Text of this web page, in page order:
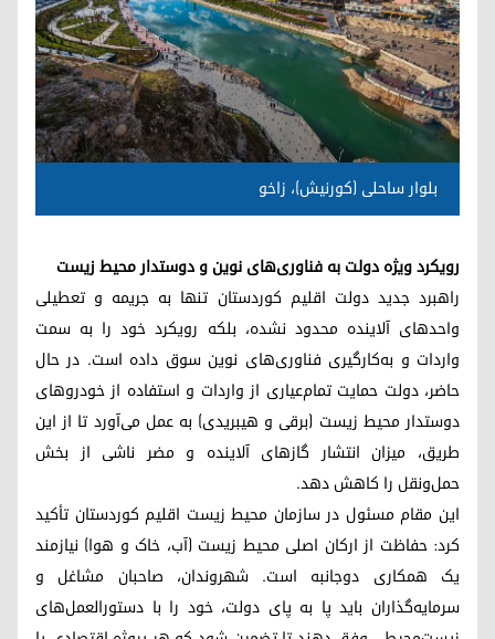
بلوار ساحلی (کورنیش)، زاخو
رویکرد ویژه دولت به فناوری‌های نوین و دوستدار محیط زیست
راهبرد جدید دولت اقلیم کوردستان تنها به جریمه و تعطیلی
واحدهای آلاینده محدود نشده، بلکه رویکرد خود را به سمت
واردات و به‌کارگیری فناوری‌های نوین سوق داده است. در حال
حاضر، دولت حمایت تمام‌عیاری از واردات و استفاده از خودروهای
دوستدار محیط زیست (برقی و هیبریدی) به عمل می‌آورد تا از این
طریق، میزان انتشار گازهای آلاینده و مضر ناشی از بخش
حمل‌ونقل را کاهش دهد.
این مقام مسئول در سازمان محیط زیست اقلیم کوردستان تأکید
کرد: حفاظت از ارکان اصلی محیط زیست (آب، خاک و هوا) نیازمند
یک همکاری دوجانبه است. شهروندان، صاحبان مشاغل و
سرمایه‌گذاران باید پا به پای دولت، خود را با دستورالعمل‌های